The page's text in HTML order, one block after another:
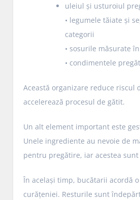
uleiul și usturoiul
• legumele tăiate și
categorii
• sosurile măsurate
• condimentele
Această organizare reduce riscul
accelerează procesul de gătit.
Un alt element important este
Unele ingrediente au nevoie de
pentru pregătire, iar acestea
În același timp, bucătarii acordă
curățeniei. Resturile sunt